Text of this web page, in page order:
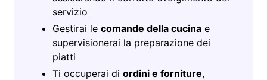
servizio
Gestirai le comande della cucina e
supervisionerai la preparazione dei
piatti
Ti occuperai di ordini e forniture,